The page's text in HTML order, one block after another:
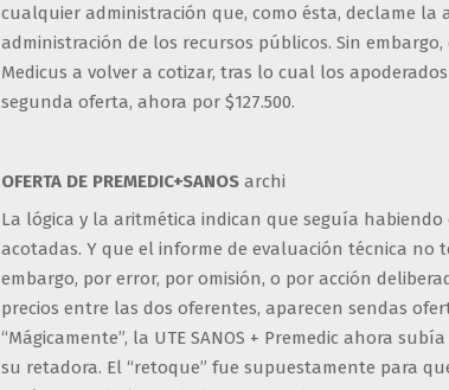
cualquier administración que, como ésta, declame la
administración de los recursos públicos. Sin
Medicus a volver a cotizar, tras lo cual los
segunda oferta, ahora por $127.500.
OFERTA DE PREMEDIC+SANOS archi
La lógica y la aritmética indican que seguía
acotadas. Y que el informe de evaluación técnica no
embargo, por error, por omisión, o por acción
precios entre las dos oferentes, aparecen sendas
“Mágicamente”, la UTE SANOS + Premedic ahora
su retadora. El “retoque” fue supuestamente para